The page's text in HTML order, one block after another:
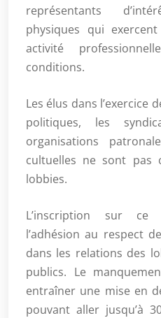
représentants
physiques qui
activité
conditions.
Les élus dans l’exercice
politiques, les
organisations
cultuelles ne sont pas
lobbies.
L’inscription sur ce
l’adhésion au respect
dans les relations des
publics. Le
entraîner une mise en
pouvant aller jusqu’à